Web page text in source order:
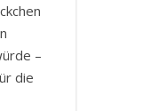
–
die